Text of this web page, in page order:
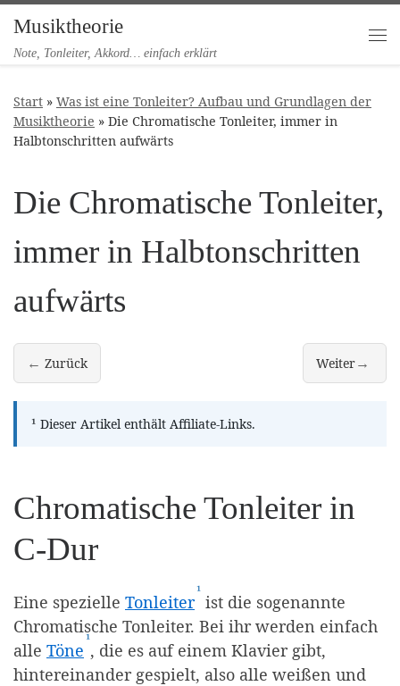
Zum Inhalt springen
Musiktheorie
Note, Tonleiter, Akkord… einfach erklärt
Start » Was ist eine Tonleiter? Aufbau und Grundlagen der
Musiktheorie » Die Chromatische Tonleiter, immer in
Halbtonschritten aufwärts
Die Chromatische Tonleiter,
immer in Halbtonschritten
aufwärts
← Zurück
Benennung der Stufen einer Tonleiter
Weiter
Tonart eines
→
¹ Dieser Artikel enthält Affiliate-Links.
Chromatische Tonleiter in
C-Dur
Eine spezielle Tonleiter(Affiliate-Link)
¹ ist die sogenannte
Chromatische Tonleiter. Bei ihr werden einfach
alle Töne (Affiliate-Link)
¹, die es auf einem Klavier gibt,
hintereinander gespielt, also alle weißen und